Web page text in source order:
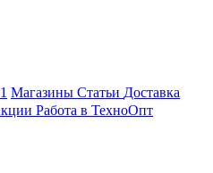
Магазины Статьи Доставка
Работа в ТехноОпт